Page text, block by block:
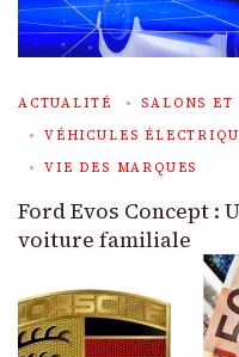
ACTUALITÉ
SALONS ET
VÉHICULES
VIE DES MARQUES
Ford Evos Concept :
voiture familiale